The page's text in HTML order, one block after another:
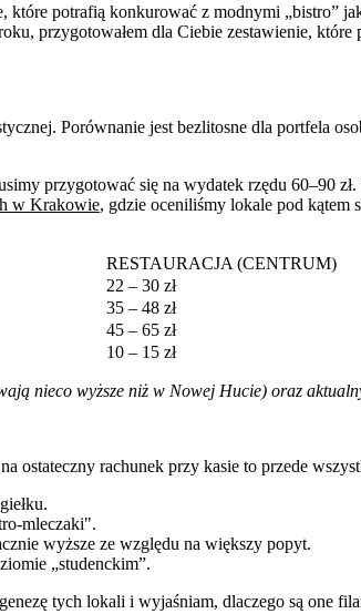
potrafią konkurować z modnymi „bistro”
przygotowałem dla Ciebie zestawienie,
Porównanie jest bezlitosne dla portfela
przygotować się na wydatek rzędu 60–90 zł.
w Krakowie, gdzie oceniliśmy lokale pod kątem
RESTAURACJA (CENTRUM)
22 – 30 zł
35 – 48 zł
45 – 65 zł
10 – 15 zł
nieco wyższe niż w Nowej Hucie) oraz
ostateczny rachunek przy kasie to przede
mleczaki".
wyższe ze względu na większy popyt.
„studenckim”.
tych lokali i wyjaśniam, dlaczego są one